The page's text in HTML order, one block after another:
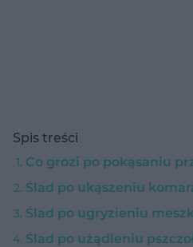
Spis treści
Co grozi po pokąsaniu
Ślad po ukąszeniu
Ślad po ugryzieniu
Ślad po użądleniu